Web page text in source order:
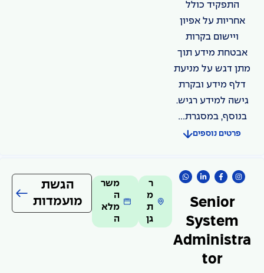
התפקיד כולל
אחריות על אפיון
ויישום בקרות
אבטחת מידע תוך
מתן דגש על מניעת
דלף מידע ובקרת
גישה למידע רגיש.
בנוסף, במסגרת...
פרטים נוספים
Senior
System
Administra
tor
ר
מ
ת
גן
משר
ה
מלא
ה
הגשת
מועמדות